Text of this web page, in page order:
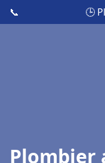
📞 🕒
Plombier